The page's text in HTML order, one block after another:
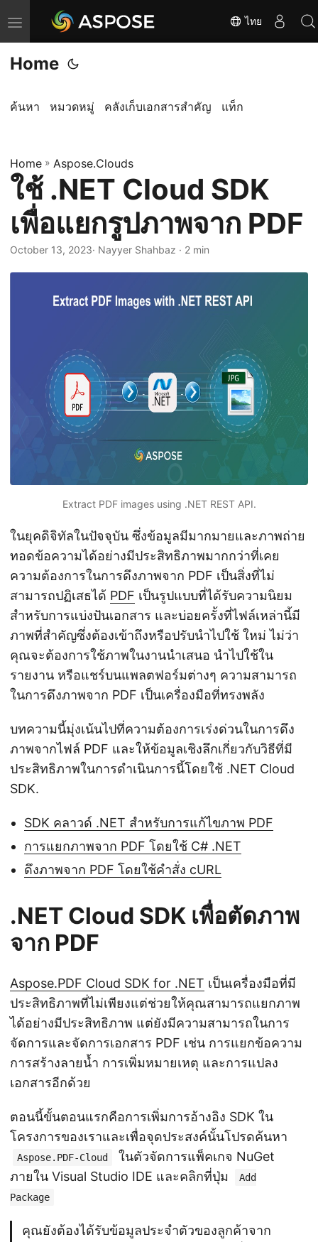
T
o
g
l
a
v
g
a
ไทย
Home
ค้นหา หมวดหมู่ คลังเก็บเอกสารสำคัญ แท็ก
Home » Aspose.Clouds
ใช้ .NET Cloud SDK
เพื่อแยกรูปภาพจาก PDF
October 13, 2023· Nayyer Shahbaz · 2 min
Extract PDF images using .NET REST API.
ในยุคดิจิทัลในปัจจุบัน ซึ่งข้อมูลมีมากมายและภาพถ่าย
ทอดข้อความได้อย่างมีประสิทธิภาพมากกว่าที่เคย
ความต้องการในการดึงภาพจาก PDF เป็นสิ่งที่ไม่
สามารถปฏิเสธได้ PDF เป็นรูปแบบที่ได้รับความนิยม
สำหรับการแบ่งปันเอกสาร และบ่อยครั้งที่ไฟล์เหล่านี้มี
ภาพที่สำคัญซึ่งต้องเข้าถึงหรือปรับนำไปใช้ ใหม่ ไม่ว่า
คุณจะต้องการใช้ภาพในงานนำเสนอ นำไปใช้ใน
รายงาน หรือแชร์บนแพลตฟอร์มต่างๆ ความสามารถ
ในการดึงภาพจาก PDF เป็นเครื่องมือที่ทรงพลัง
บทความนี้มุ่งเน้นไปที่ความต้องการเร่งด่วนในการดึง
ภาพจากไฟล์ PDF และให้ข้อมูลเชิงลึกเกี่ยวกับวิธีที่มี
ประสิทธิภาพในการดำเนินการนี้โดยใช้ .NET Cloud
SDK.
SDK คลาวด์ .NET สำหรับการแก้ไขภาพ PDF
การแยกภาพจาก PDF โดยใช้ C# .NET
ดึงภาพจาก PDF โดยใช้คำสั่ง cURL
.NET Cloud SDK เพื่อตัดภาพ
จาก PDF
Aspose.PDF Cloud SDK for .NET เป็นเครื่องมือที่มี
ประสิทธิภาพที่ไม่เพียงแต่ช่วยให้คุณสามารถแยกภาพ
ได้อย่างมีประสิทธิภาพ แต่ยังมีความสามารถในการ
จัดการและจัดการเอกสาร PDF เช่น การแยกข้อความ
การสร้างลายน้ำ การเพิ่มหมายเหตุ และการแปลง
เอกสารอีกด้วย
ตอนนี้ขั้นตอนแรกคือการเพิ่มการอ้างอิง SDK ใน
โครงการของเราและเพื่อจุดประสงค์นั้นโปรดค้นหา
Aspose.PDF-Cloud
ในตัวจัดการแพ็คเกจ NuGet
ภายใน Visual Studio IDE และคลิกที่ปุ่ม
Add
Package
คุณยังต้องได้รับข้อมูลประจำตัวของลูกค้าจาก